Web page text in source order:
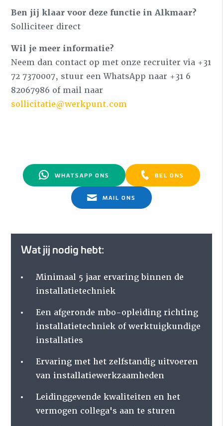
Ben jij klaar voor deze functie in Alkmaar?
Solliciteer direct
Wil je meer informatie?
Neem dan contact op met onze recruiter via +31
72 7370007, stuur een WhatsApp naar +31 6
82067986 of mail naar
sollicitatie@werkpunt.com
Wat jij nodig hebt:
Minimaal 5 jaar ervaring binnen de
installatietechniek
Een afgeronde mbo-opleiding richting
installatietechniek of werktuigkundige
installaties
Ervaring met het zelfstandig uitvoeren
van installatiewerkzaamheden
Leidinggevende kwaliteiten en het
vermogen collega's aan te sturen
WHATSAPP ONS BEL ONS
MAIL ONS